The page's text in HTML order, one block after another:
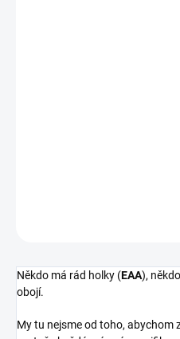
Někdo má rád holky (EAA),
obojí.
My tu nejsme od toho, abychom